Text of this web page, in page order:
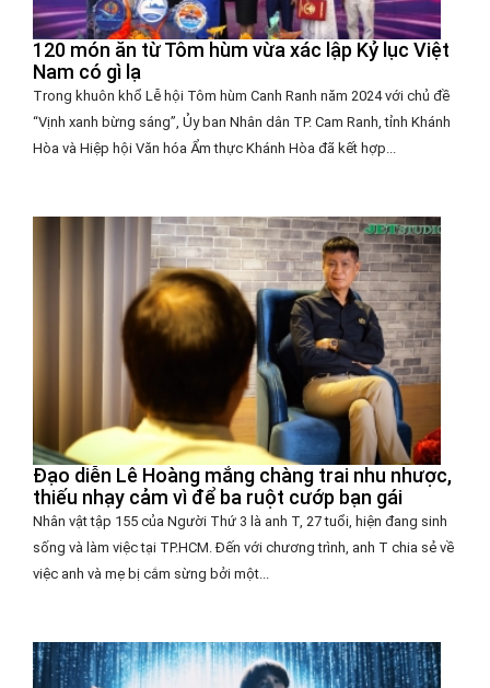
120 món ăn từ Tôm hùm vừa xác lập Kỷ lục Việt
Nam có gì lạ
Trong khuôn khổ Lễ hội Tôm hùm Canh Ranh năm 2024 với chủ đề
“Vịnh xanh bừng sáng”, Ủy ban Nhân dân TP. Cam Ranh, tỉnh Khánh
Hòa và Hiệp hội Văn hóa Ẩm thực Khánh Hòa đã kết hợp...
Đạo diễn Lê Hoàng mắng chàng trai nhu nhược,
thiếu nhạy cảm vì để ba ruột cướp bạn gái
Nhân vật tập 155 của Người Thứ 3 là anh T, 27 tuổi, hiện đang sinh
sống và làm việc tại TP.HCM. Đến với chương trình, anh T chia sẻ về
việc anh và mẹ bị cắm sừng bởi một...